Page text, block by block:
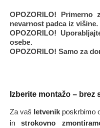
OPOZORILO!
nevarnost padca iz višine.
OPOZORILO!
osebe.
OPOZORILO! Samo za
Izberite montažo – brez
Za vaš letvenik poskrbimo
instrokovno